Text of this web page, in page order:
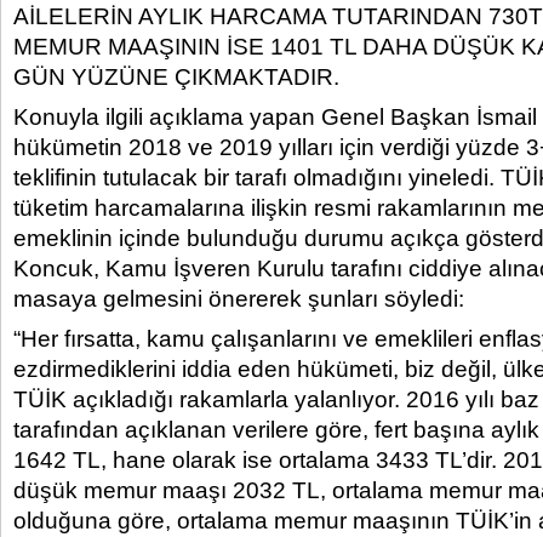
AİLELERİN AYLIK HARCAMA TUTARINDAN
MEMUR MAAŞININ İSE 1401 TL DAHA DÜŞÜK
GÜN YÜZÜNE ÇIKMAKTADIR.
Konuyla ilgili açıklama yapan Genel Başkan
hükümetin 2018 ve 2019 yılları için verdiği yüzde
teklifinin tutulacak bir tarafı olmadığını yineledi.
tüketim harcamalarına ilişkin resmi rakamlarının
emeklinin içinde bulunduğu durumu açıkça
Koncuk, Kamu İşveren Kurulu tarafını ciddiye
masaya gelmesini önererek şunları söyledi:
“Her fırsatta, kamu çalışanlarını ve emeklileri
ezdirmediklerini iddia eden hükümeti, biz değil,
TÜİK açıkladığı rakamlarla yalanlıyor. 2016 yılı
tarafından açıklanan verilere göre, fert başına
1642 TL, hane olarak ise ortalama 3433 TL’dir.
düşük memur maaşı 2032 TL, ortalama memur
olduğuna göre, ortalama memur maaşının TÜİK’in